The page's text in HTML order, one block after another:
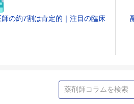
の約7割は肯定的｜注目の臨床